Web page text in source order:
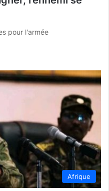
pour l'armée
Afrique